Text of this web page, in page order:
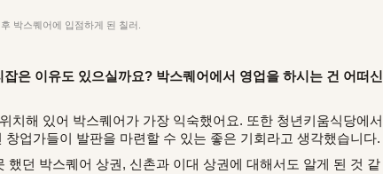
박스퀘어에 입점하게 된 칠러.
은 이유도 있으실까요? 박스퀘어에서 영업을 하시는 건 어떠신
치해 있어 박스퀘어가 가장 익숙했어요. 또한 청년키움식당에서
업가들이 발판을 마련할 수 있는 좋은 기회라고 생각했습니다.
던 박스퀘어 상권, 신촌과 이대 상권에 대해서도 알게 된 것 같